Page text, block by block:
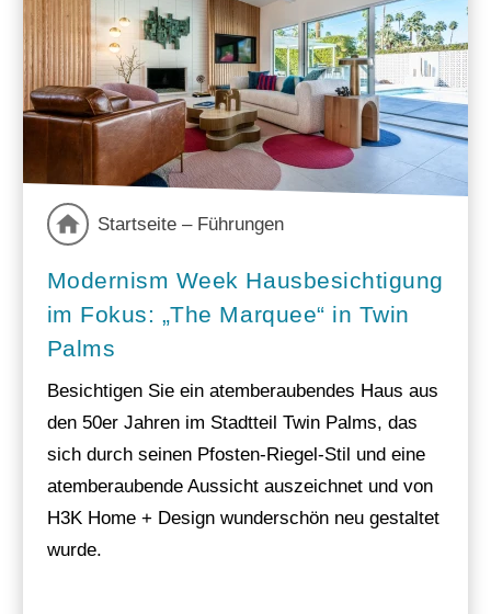
Startseite – Führungen
Modernism Week Hausbesichtigung
im Fokus: „The Marquee“ in Twin
Palms
Besichtigen Sie ein atemberaubendes Haus aus
den 50er Jahren im Stadtteil Twin Palms, das
sich durch seinen Pfosten-Riegel-Stil und eine
atemberaubende Aussicht auszeichnet und von
H3K Home + Design wunderschön neu gestaltet
wurde.